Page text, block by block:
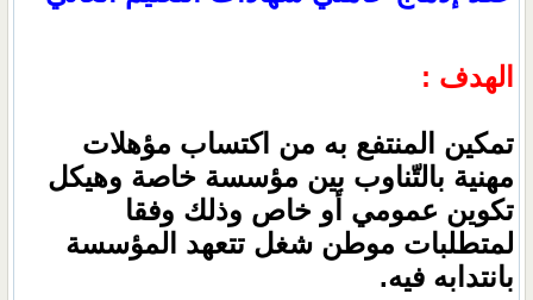
الهدف :
تمكين المنتفع به من اكتساب مؤهلات
مهنية بالتّناوب بين مؤسسة خاصة وهيكل
تكوين عمومي أو خاص وذلك وفقا
لمتطلبات موطن شغل تتعهد المؤسسة
بانتدابه فيه.